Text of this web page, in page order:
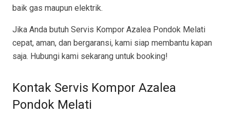
baik gas maupun elektrik.
Jika Anda butuh Servis Kompor Azalea Pondok Melati
cepat, aman, dan bergaransi, kami siap membantu kapan
saja. Hubungi kami sekarang untuk booking!
Kontak Servis Kompor Azalea
Pondok Melati